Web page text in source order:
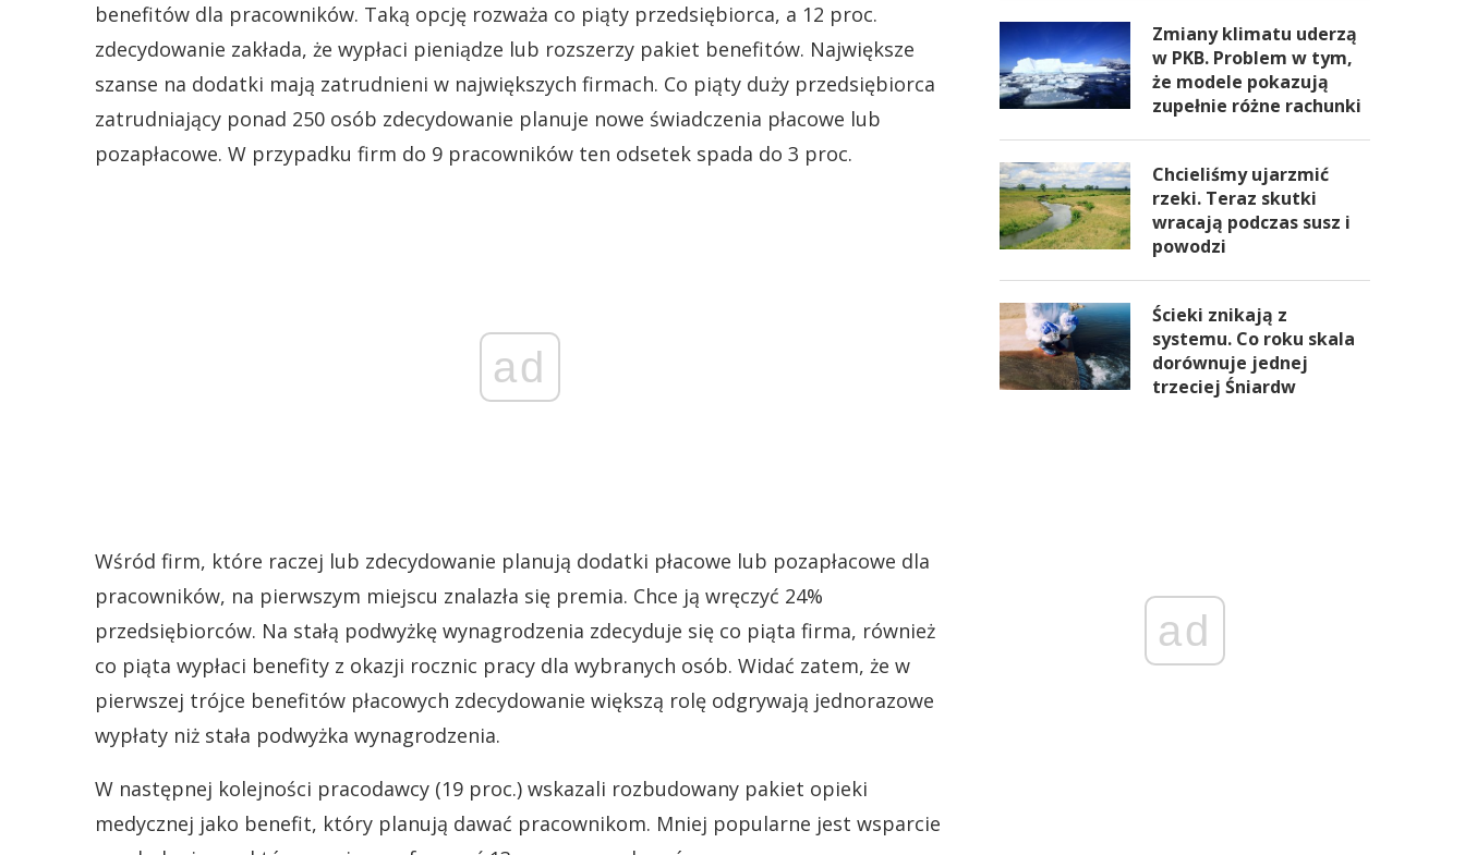
benefitów dla pracowników. Taką opcję rozważa co piąty przedsiębiorca, a 12 proc.
zdecydowanie zakłada, że wypłaci pieniądze lub rozszerzy pakiet benefitów. Największe
szanse na dodatki mają zatrudnieni w największych firmach. Co piąty duży przedsiębiorca
zatrudniający ponad 250 osób zdecydowanie planuje nowe świadczenia płacowe lub
pozapłacowe. W przypadku firm do 9 pracowników ten odsetek spada do 3 proc.
ad
Wśród firm, które raczej lub zdecydowanie planują dodatki płacowe lub pozapłacowe dla
pracowników, na pierwszym miejscu znalazła się premia. Chce ją wręczyć 24%
przedsiębiorców. Na stałą podwyżkę wynagrodzenia zdecyduje się co piąta firma, również
co piąta wypłaci benefity z okazji rocznic pracy dla wybranych osób. Widać zatem, że w
pierwszej trójce benefitów płacowych zdecydowanie większą rolę odgrywają jednorazowe
wypłaty niż stała podwyżka wynagrodzenia.
W następnej kolejności pracodawcy (19 proc.) wskazali rozbudowany pakiet opieki
medycznej jako benefit, który planują dawać pracownikom. Mniej popularne jest wsparcie
Zmiany klimatu uderzą
w PKB. Problem w tym,
że modele pokazują
zupełnie różne rachunki
Chcieliśmy ujarzmić
rzeki. Teraz skutki
wracają podczas susz i
powodzi
Ścieki znikają z
systemu. Co roku skala
dorównuje jednej
trzeciej Śniardw
ad